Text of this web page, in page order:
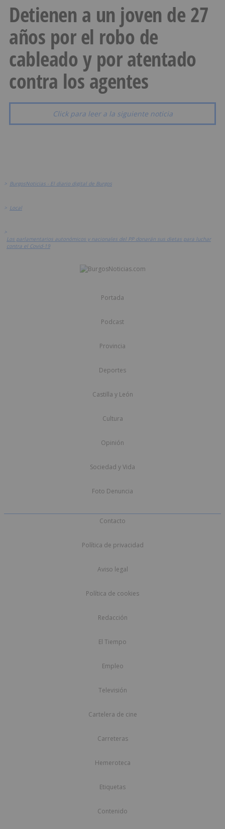
Detienen a un joven de 27
años por el robo de
cableado y por atentado
contra los agentes
Click para leer a la siguiente noticia
> BurgosNoticias - El diario digital de Burgos
> Local
>
Los parlamentarios autonómicos y nacionales del PP donarán sus dietas para luchar
contra el Covid-19
Portada
Podcast
Provincia
Deportes
Castilla y León
Cultura
Opinión
Sociedad y Vida
Foto Denuncia
Contacto
Política de privacidad
Aviso legal
Política de cookies
Redacción
El Tiempo
Empleo
Televisión
Cartelera de cine
Carreteras
Hemeroteca
Etiquetas
Contenido